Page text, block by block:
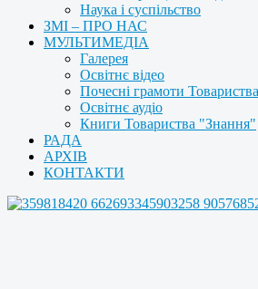
Наука і суспільство
ЗМІ – ПРО НАС
МУЛЬТИМЕДІА
Галерея
Освітнє відео
Почесні грамоти Товариства
Освітнє аудіо
Книги Товариства "Знання"
РАДА
АРХІВ
КОНТАКТИ